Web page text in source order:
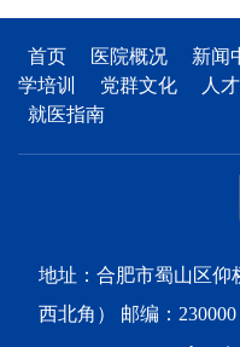
首页 医院概况 新闻
学培训
党群文化 人
就医指南
地址：合肥市蜀山区仰
西北角） 邮编：